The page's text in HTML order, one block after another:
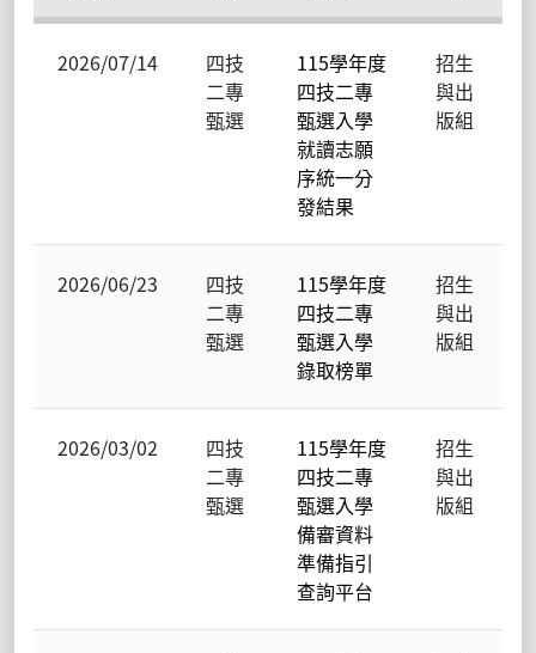
2026/07/14
四技
二專
甄選
115學年度
四技二專
甄選入學
就讀志願
序統一分
發結果
招生
與出
版組
2026/06/23
四技
二專
甄選
115學年度
四技二專
甄選入學
錄取榜單
招生
與出
版組
2026/03/02
四技
二專
甄選
115學年度
四技二專
甄選入學
備審資料
準備指引
查詢平台
招生
與出
版組